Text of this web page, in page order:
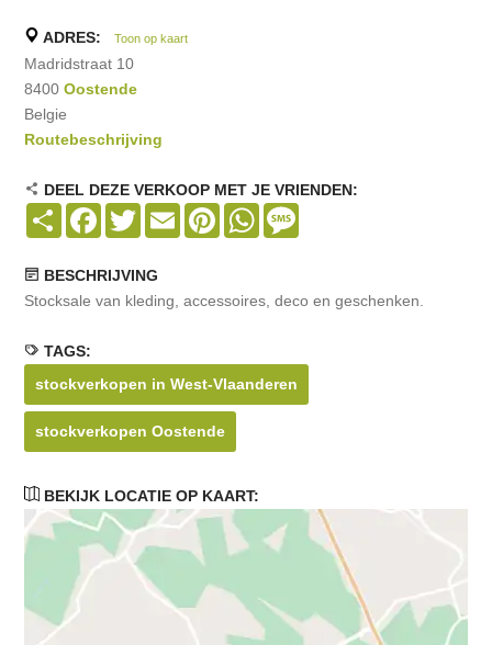
ADRES: Toon op kaart
Madridstraat 10
8400Oostende
Belgie
Routebeschrijving
DEEL DEZE VERKOOP MET JE VRIENDEN:
Share Facebook
TwitterEmail PinterestWhatsApp
BESCHRIJVING
Stocksale van kleding, accessoires, deco en geschenken.
TAGS:
stockverkopen in West-Vlaanderen
stockverkopen Oostende
BEKIJK LOCATIE OP KAART: